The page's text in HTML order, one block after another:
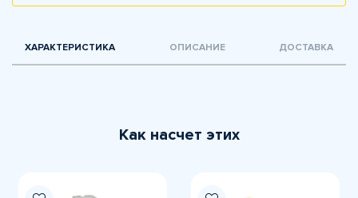
ХАРАКТЕРИСТИКА ОПИСАНИЕ ДОСТАВКА
Как насчет этих